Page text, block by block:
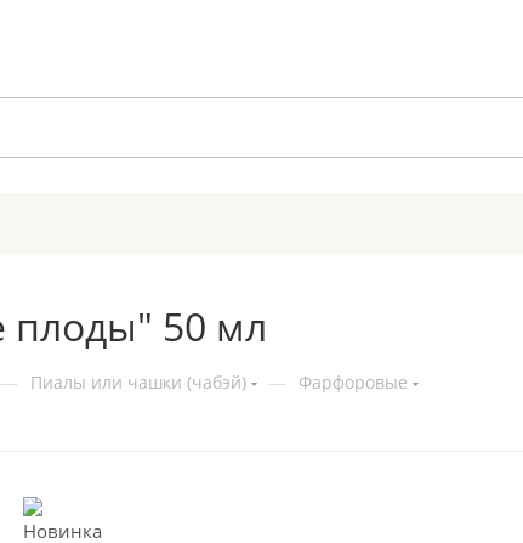
50 мл
— Пиалы или чашки (чабэй) — Фарфоровые